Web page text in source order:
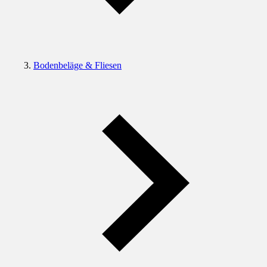
Bodenbeläge & Fliesen